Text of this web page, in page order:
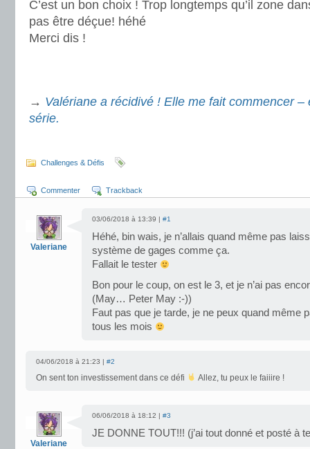
C’est un bon choix ! Trop longtemps qu’il zone
pas être déçue! héhé
Merci dis !
→ Valériane a récidivé ! Elle me fait commencer
série.
Challenges & Défis
Commenter Trackback
Valeriane
03/06/2018 à 13:39 | #1
Héhé, bin wais, je n’allais quand même pas
système de gages comme ça.
Fallait le tester
Bon pour le coup, on est le 3, et je n’ai pas
(May… Peter May :-))
Faut pas que je tarde, je ne peux quand même
tous les mois
04/06/2018 à 21:23 | #2
On sent ton investissement dans ce défi Allez, tu peux le faiiire !
Valeriane
06/06/2018 à 18:12 | #3
JE DONNE TOUT!!! (j’ai tout donné et posté à